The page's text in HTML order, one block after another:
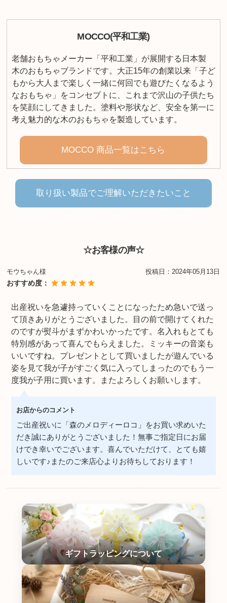
MOCCO(平和工業)
老舗おもちゃメーカー「平和工業」が展開する日本製
木のおもちゃブランドです。大正15年の創業以来「子ど
もから大人まで楽しく一緒に何回でも遊びたくなるよう
なおもちゃ」をコンセプトに、これまで沢山の子供たち
を笑顔にしてきました。塗料や形状など、安全を第一に
考え魅力的な木のおもちゃを製造しています。
MOCCO 商品一覧はこちら
取り扱い製品でご理解いただきたいこと
☆お客様の声☆
モウちゃん様 投稿日：2024年05月13日
おすすめ度：
出産祝いを急遽持っていくことになったため急いで送っ
て頂きありがとうございました。目の前で開けてくれた
のですが熨斗がまずかわいかったです。名入れもとても
特別感があって喜んでもらえました。ミッキーの音楽も
いいですね。プレゼントとして買いましたが遊んでいる
姿を見て我が子がすごく気に入ってしまったのでもう一
度我が子用に買います。またよろしくお願いします。
お店からのコメント
ご出産祝いに「森のメロディーロコ」をお買い求めいた
だき誠にありがとうございました！無事ご指定日にお届
けでき幸いでございます。喜んでいただけて、とても嬉
しいです♪またのご来店心よりお待ちしております！